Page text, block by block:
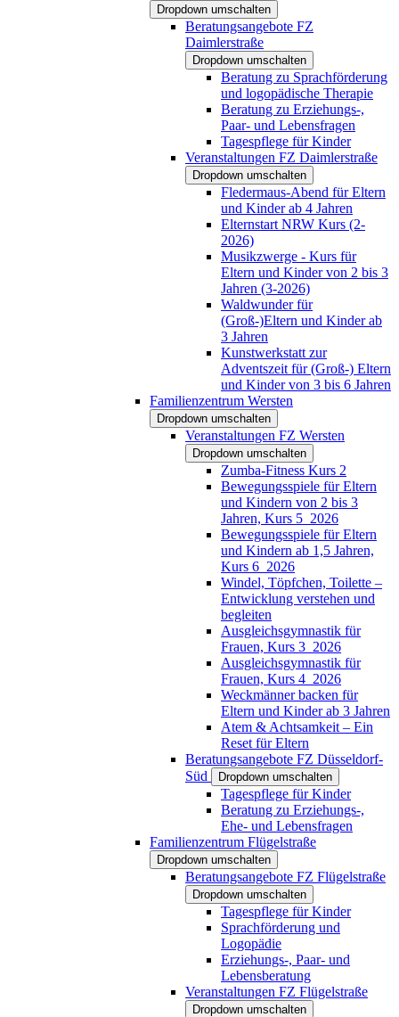
Dropdown umschalten
Beratungsangebote FZ
Daimlerstraße
Dropdown umschalten
Beratung zu Sprachförderung
und logopädische Therapie
Beratung zu Erziehungs-,
Paar- und Lebensfragen
Tagespflege für Kinder
Veranstaltungen FZ Daimlerstraße
Dropdown umschalten
Fledermaus-Abend für Eltern
und Kinder ab 4 Jahren
Elternstart NRW Kurs (2-
2026)
Musikzwerge - Kurs für
Eltern und Kinder von 2 bis 3
Jahren (3-2026)
Waldwunder für
(Groß-)Eltern und Kinder ab
3 Jahren
Kunstwerkstatt zur
Adventszeit für (Groß-) Eltern
und Kinder von 3 bis 6 Jahren
Familienzentrum Wersten
Dropdown umschalten
Veranstaltungen FZ Wersten
Dropdown umschalten
Zumba-Fitness Kurs 2
Bewegungsspiele für Eltern
und Kindern von 2 bis 3
Jahren, Kurs 5_2026
Bewegungsspiele für Eltern
und Kindern ab 1,5 Jahren,
Kurs 6_2026
Windel, Töpfchen, Toilette –
Entwicklung verstehen und
begleiten
Ausgleichsgymnastik für
Frauen, Kurs 3_2026
Ausgleichsgymnastik für
Frauen, Kurs 4_2026
Weckmänner backen für
Eltern und Kinder ab 3 Jahren
Atem & Achtsamkeit – Ein
Reset für Eltern
Beratungsangebote FZ Düsseldorf-
Süd
Dropdown umschalten
Tagespflege für Kinder
Beratung zu Erziehungs-,
Ehe- und Lebensfragen
Familienzentrum Flügelstraße
Dropdown umschalten
Beratungsangebote FZ Flügelstraße
Dropdown umschalten
Tagespflege für Kinder
Sprachförderung und
Logopädie
Erziehungs-, Paar- und
Lebensberatung
Veranstaltungen FZ Flügelstraße
Dropdown umschalten